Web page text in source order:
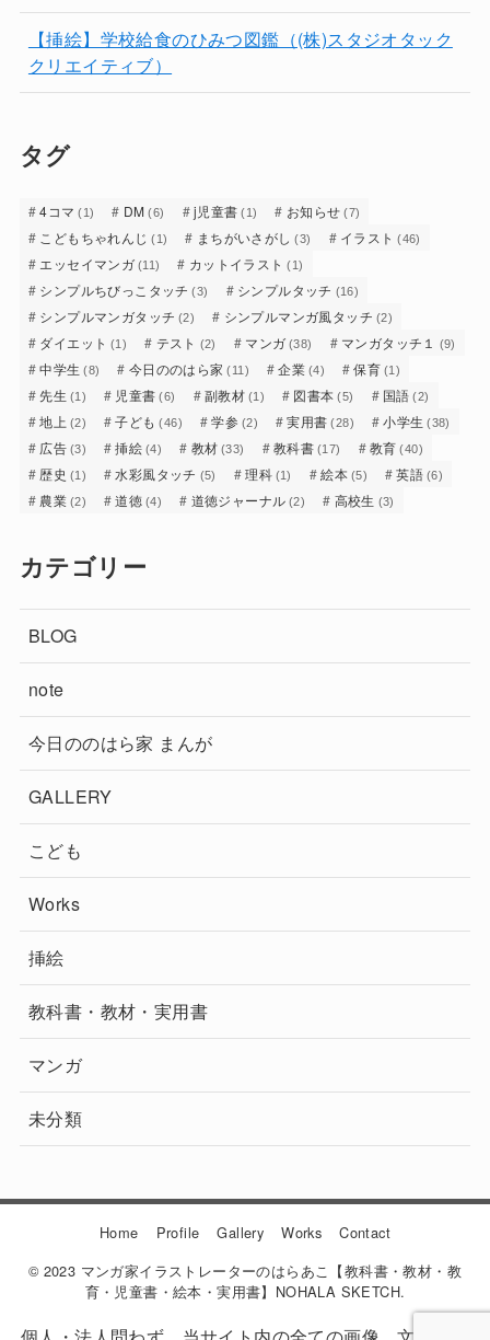
【挿絵】学校給食のひみつ図鑑（(株)スタジオタック
クリエイティブ）
タグ
4コマ (1) DM (6) j児童書 (1) お知らせ (7)
こどもちゃれんじ (1) まちがいさがし (3) イラスト (46)
エッセイマンガ (11) カットイラスト (1)
シンプルちびっこタッチ (3) シンプルタッチ (16)
シンプルマンガタッチ (2) シンプルマンガ風タッチ (2)
ダイエット (1) テスト (2) マンガ (38) マンガタッチ１ (9)
中学生 (8) 今日ののはら家 (11) 企業 (4) 保育 (1)
先生 (1) 児童書 (6) 副教材 (1) 図書本 (5) 国語 (2)
地上 (2) 子ども (46) 学参 (2) 実用書 (28) 小学生 (38)
広告 (3) 挿絵 (4) 教材 (33) 教科書 (17) 教育 (40)
歴史 (1) 水彩風タッチ (5) 理科 (1) 絵本 (5) 英語 (6)
農業 (2) 道徳 (4) 道徳ジャーナル (2) 高校生 (3)
カテゴリー
BLOG
note
今日ののはら家 まんが
GALLERY
こども
Works
挿絵
教科書・教材・実用書
マンガ
未分類
Home Profile Gallery Works
Contact
© 2023 マンガ家イラストレーターのはらあこ【教科書・教材・教
育・児童書・絵本・実用書】NOHALA SKETCH.